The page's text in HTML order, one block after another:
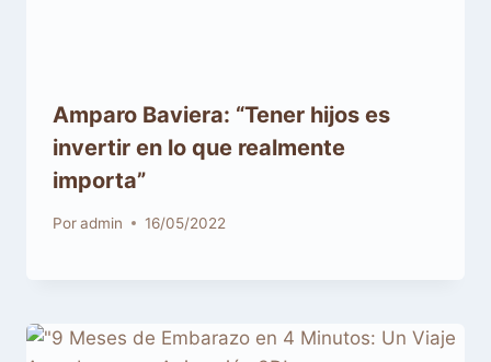
Amparo Baviera: “Tener hijos es
invertir en lo que realmente
importa”
Poradmin 16/05/2022